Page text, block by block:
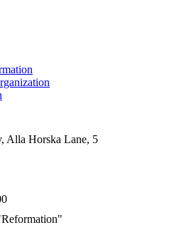
Alla Horska Lane, 5